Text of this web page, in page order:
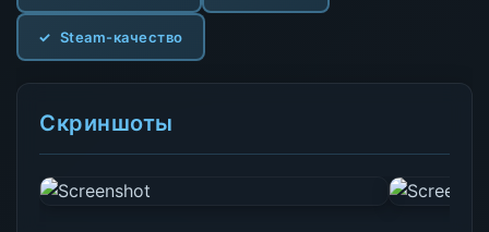
Steam-качество
Скриншоты